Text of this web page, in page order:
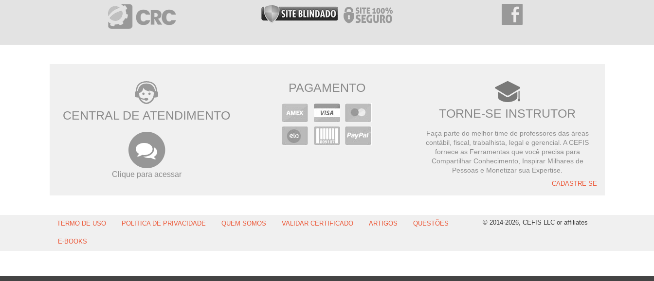
CENTRAL DE ATENDIMENTO
Clique para acessar
PAGAMENTO
TORNE-SE INSTRUTOR
Faça parte do melhor time de professores das áreas
contábil, fiscal, trabalhista, legal e gerencial. A CEFIS
fornece as Ferramentas que você precisa para
Compartilhar Conhecimento, Inspirar Milhares de
Pessoas e Monetizar sua Expertise.
CADASTRE-SE
TERMO DE USO POLITICA DE PRIVACIDADE QUEM SOMOS VALIDAR CERTIFICADO ARTIGOS QUESTÕES
E-BOOKS
© 2014-2026, CEFIS LLC or affiliates